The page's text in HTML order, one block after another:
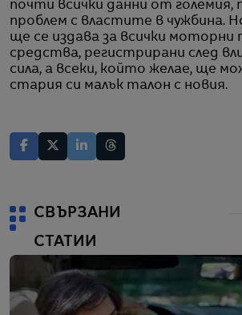
почти всички данни от големия,
проблем с властите в чужбина.
ще се издава за всички моторни
средства, регистрирани след
сила, а всеки, който желае, ще
стария си малък талон с новия.
СВЪРЗАНИ
СТАТИИ